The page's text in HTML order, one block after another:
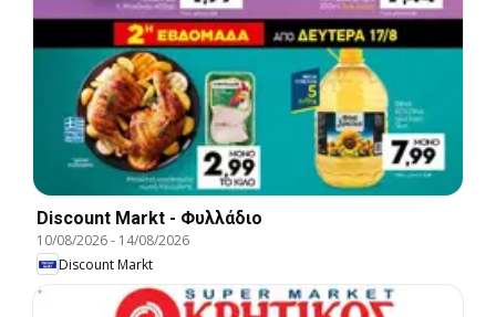
Discount Markt - Φυλλάδιο
10/08/2026- 14/08/2026
Discount Markt